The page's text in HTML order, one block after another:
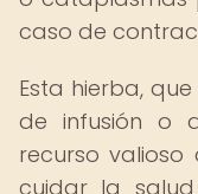
caso de
Esta hierba,
de infusión o
recurso
cuidar la